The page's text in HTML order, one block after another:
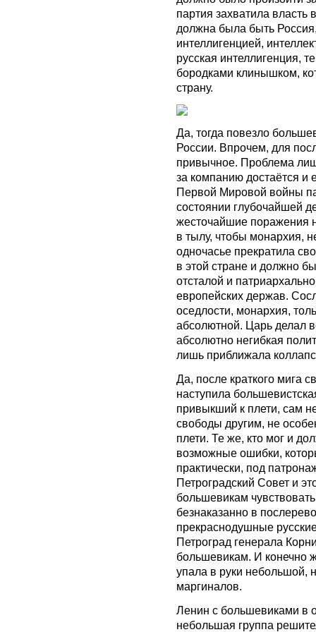
партия захватила власть
должна была быть
интеллигенцией,
русская интеллигенция,
бородками клинышком,
страну.
Да, тогда повезло
России. Впрочем, для
привычное. Проблема
за компанию достаётся и
Первой Мировой войны
состоянии глубочайшей
жесточайшие поражения
в тылу, чтобы монархия,
одночасье прекратила
в этой стране и должно
отсталой и
европейских держав.
оседлости, монархия,
абсолютной. Царь делал
абсолютно негибкая
лишь приближала
Да, после краткого мига
наступила
привыкший к плети, сам
свободы другим, не
плети. Те же, кто мог и
возможные ошибки,
практически, под
Петроградский Совет и
большевикам
безнаказанно в
прекраснодушные
Петроград генерала
большевикам. И конечно
упала в руки небольшой,
маргиналов.
Ленин с большевиками в
небольшая группа